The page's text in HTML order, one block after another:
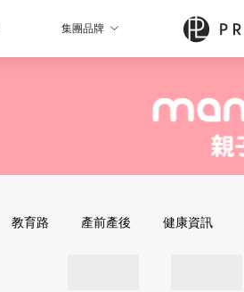
集團品牌
教育路 產前產後 健康資訊